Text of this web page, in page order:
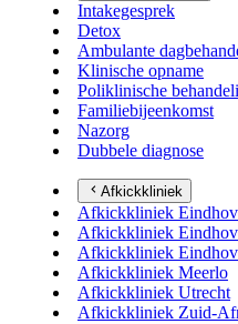
Intakegesprek
Detox
Ambulante
Klinische opname
Poliklinische
Familiebijeenkomst
Nazorg
Dubbele diagnose
Afkickkliniek
Afkickkliniek
Afkickkliniek
Afkickkliniek
Afkickkliniek Meerlo
Afkickkliniek Utrecht
Afkickkliniek Zuid-